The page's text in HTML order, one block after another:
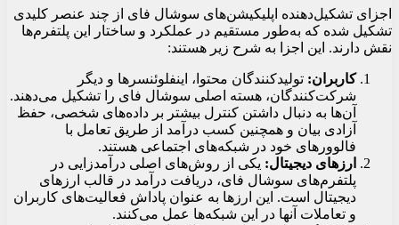
اجزای تشکیل‌دهنده اپلیکیشن‌های سوشال فای از چند عنصر کلیدی
تشکیل شده که به‌طور مستقیم در عملکرد و ساختار این پلتفرم‌ها
نقش دارند. این اجزا به شرح زیر هستند:
کاربران: تولیدکنندگان محتوا، اینفلوئنسرها و دیگر
شرکت‌کنندگان، هسته اصلی سوشال فای را تشکیل می‌دهند.
آن‌ها به دنبال داشتن کنترل بیشتر بر داده‌های شخصی، حفظ
آزادی بیان و همچنین کسب درآمد از طریق تعامل با
فالوورهای خود در شبکه‌های اجتماعی هستند.
ارزهای دیجیتال: یکی از روش‌های اصلی درآمدزایی در
پلتفرم‌های سوشال فای، دریافت درآمد در قالب ارزهای
دیجیتال است. این ارزها به عنوان پاداش فعالیت‌های کاربران
و تعاملات آنها در این شبکه‌ها عمل می‌کنند.